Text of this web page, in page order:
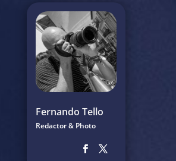
Fernando Tello
Redactor & Photo